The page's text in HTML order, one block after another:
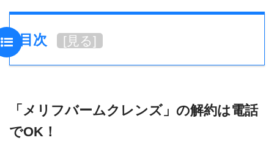
目次 [見る]
「メリフバームクレンズ」の解約は電話
でOK！